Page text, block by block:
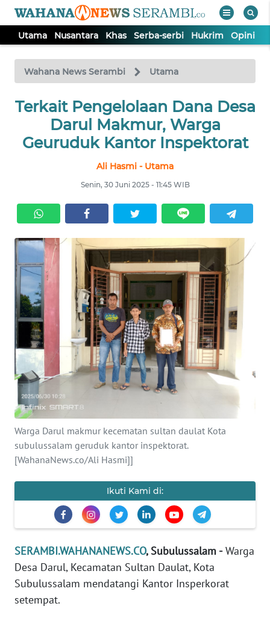
Utama Nusantara Khas Serba-serbi Hukrim Opini
Wahana News Serambi Utama
Terkait Pengelolaan Dana Desa
Darul Makmur, Warga
Geuruduk Kantor Inspektorat
Ali Hasmi - Utama
Senin, 30 Juni 2025 - 11:45 WIB
Warga Darul makmur kecematan sultan daulat Kota
subulussalam geruduk kantor inspektorat.
[WahanaNews.co/Ali Hasmi]]
Ikuti Kami di:
SERAMBI.WAHANANEWS.CO, Subulussalam -Warga
Desa Darul, Kecamatan Sultan Daulat, Kota
Subulussalam mendatangi Kantor Insperkorat
setempat.
TV
Tutup
UTAMA
NUSANTARA
SERBA-
SERBI
HUKRIM
OPINI
PERISTIWA
Informasi
INDEKS
BERITA
KAMI
INFO
IKLAN
PEDOMAN
MEDIA
SIBER